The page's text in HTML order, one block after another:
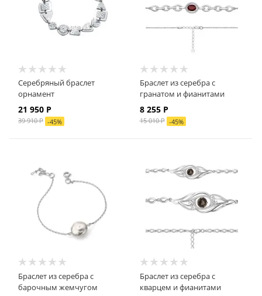
Серебряный браслет
орнамент
21 950 Р
39 910 Р -45%
Браслет из серебра с
гранатом и фианитами
8 255 Р
15 010 Р -45%
Браслет из серебра с
барочным жемчугом
Браслет из серебра с
кварцем и фианитами